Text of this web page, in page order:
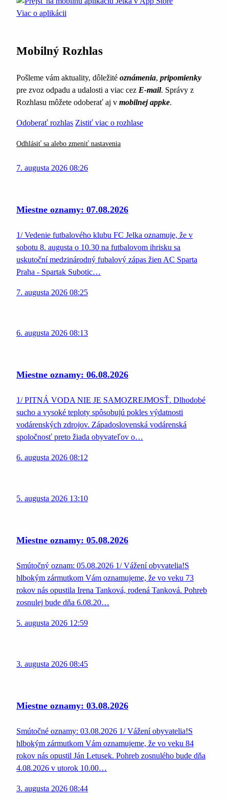
Viac o aplikácii
Mobilný Rozhlas
Pošleme vám aktuality, dôležité oznámenia, pripomienky
pre zvoz odpadu a udalosti a viac cez E-mail. Správy z
Rozhlasu môžete odoberať aj v mobilnej appke.
Odoberať rozhlas Zistiť viac o rozhlase
Odhlásiť sa alebo zmeniť nastavenia
7. augusta 2026 08:26
Miestne oznamy: 07.08.2026
1/ Vedenie futbalového klubu FC Jelka oznamuje, že v
sobotu 8. augusta o 10.30 na futbalovom ihrisku sa
uskutoční medzinárodný fubalový zápas žien AC Sparta
Praha - Spartak Subotic…
7. augusta 2026 08:25
6. augusta 2026 08:13
Miestne oznamy: 06.08.2026
1/ PITNÁ VODA NIE JE SAMOZREJMOSŤ. Dlhodobé
sucho a vysoké teploty spôsobujú pokles výdatnosti
vodárenských zdrojov. Západoslovenská vodárenská
spoločnosť preto žiada obyvateľov o…
6. augusta 2026 08:12
5. augusta 2026 13:10
Miestne oznamy: 05.08.2026
Smútočný oznam: 05.08.2026 1/ Vážení obyvatelia!S
hlbokým zármutkom Vám oznamujeme, že vo veku 73
rokov nás opustila Irena Tanková, rodená Tanková. Pohreb
zosnulej bude dňa 6.08.20…
5. augusta 2026 12:59
3. augusta 2026 08:45
Miestne oznamy: 03.08.2026
Smútočné oznamy: 03.08.2026 1/ Vážení obyvatelia!S
hlbokým zármutkom Vám oznamujeme, že vo veku 84
rokov nás opustil Ján Letusek. Pohreb zosnulého bude dňa
4.08.2026 v utorok 10.00…
3. augusta 2026 08:44